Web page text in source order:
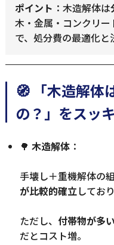
ポイント ：木造解体は
木・金属・コンクリー
で、処分費の最適化
🧭 「木造解体
の？」をスッ
🌳 木造解体：
手壊し＋重機解体の
が比較的確立しており
ただし、 付帯物が多い
だとコスト増。